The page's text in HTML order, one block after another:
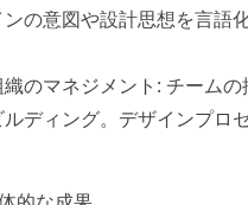
の意図や設計思想を言語
織のマネジメント: チーム
ディング。デザインプロ